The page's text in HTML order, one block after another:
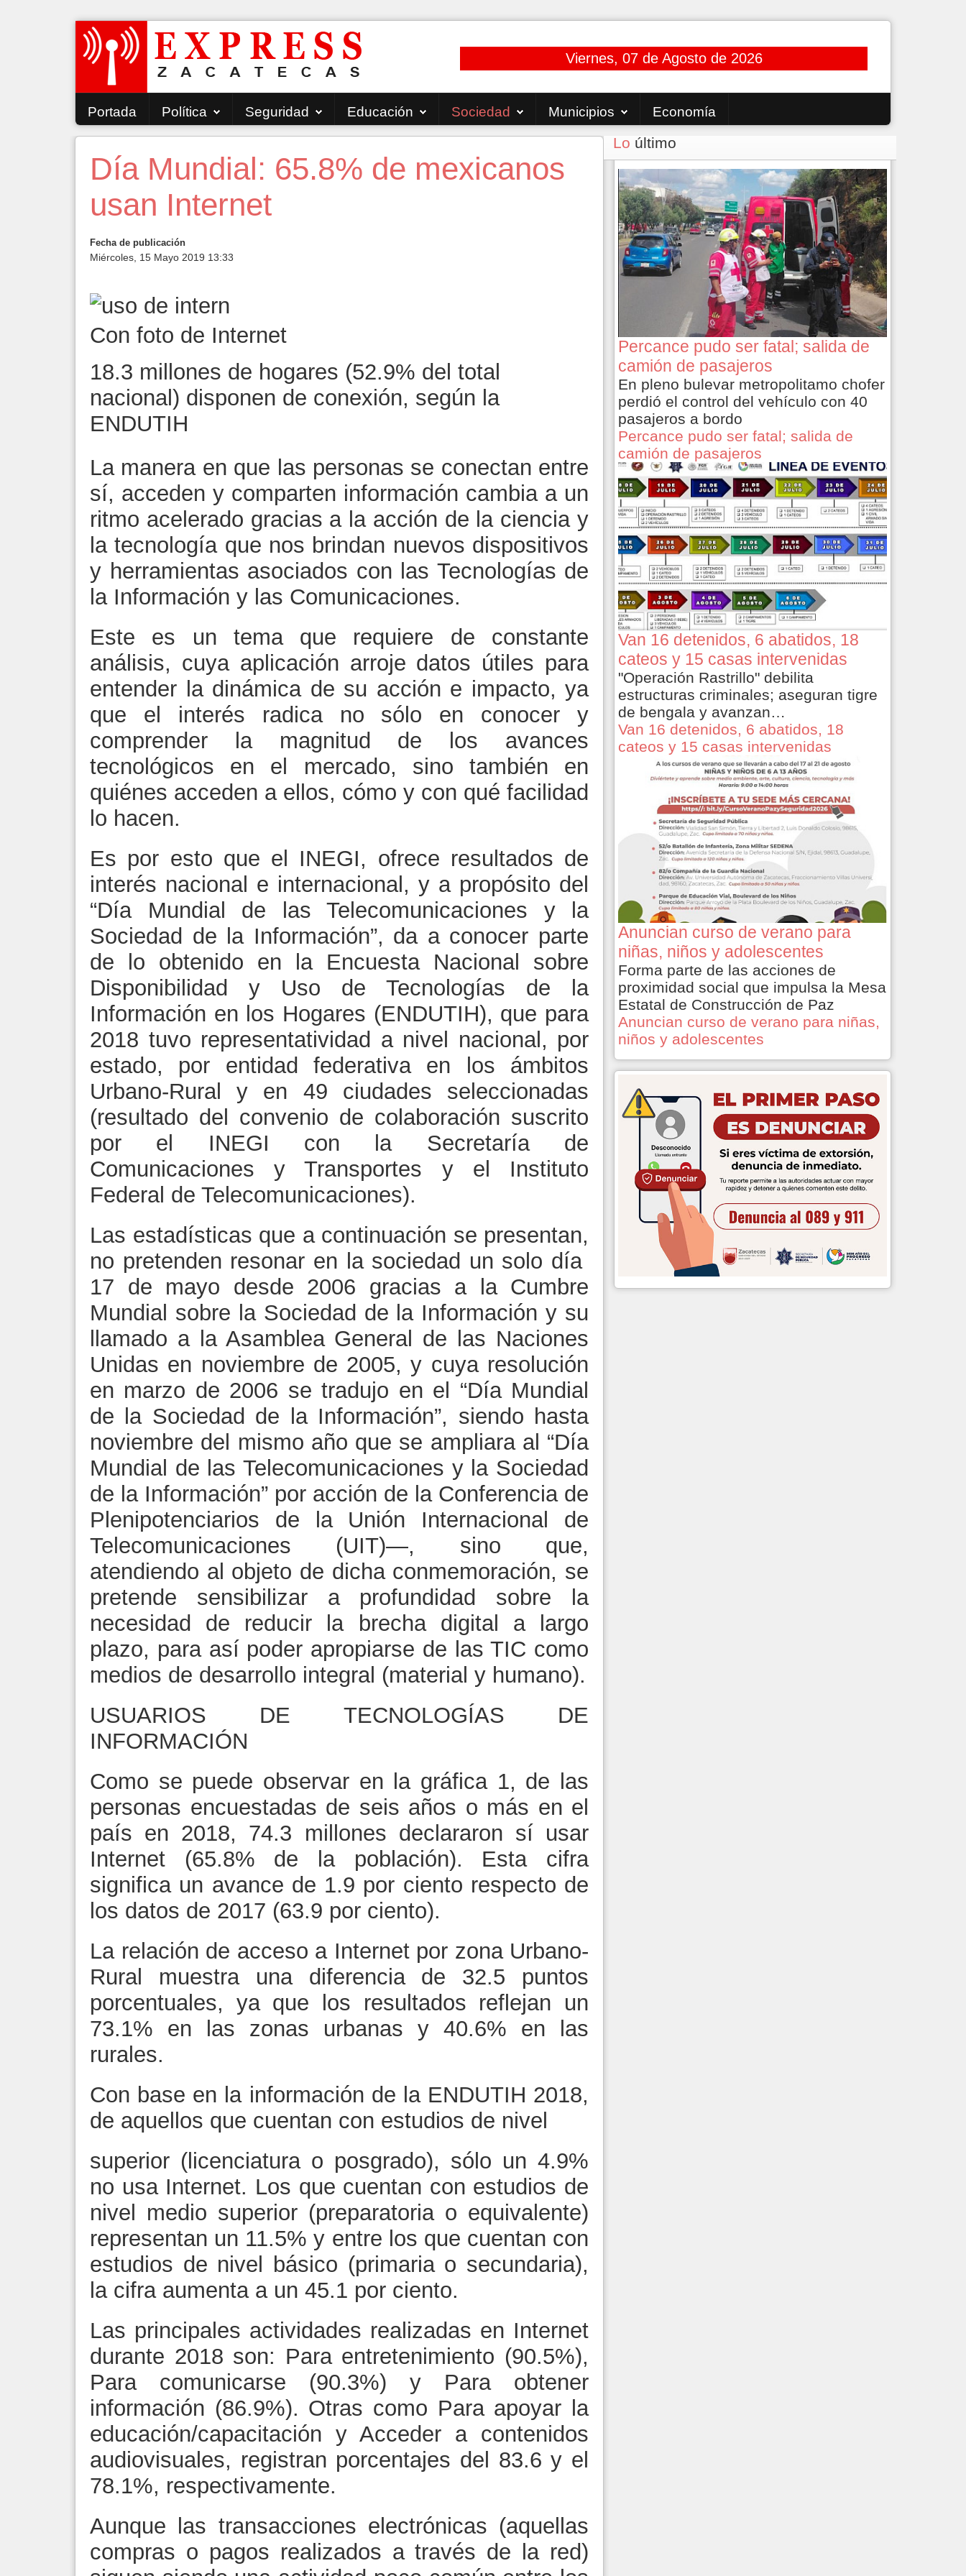
Viernes, 07 de Agosto de 2026
Portada Política Seguridad Educación Sociedad Municipios Economía
Día Mundial: 65.8% de mexicanos
usan Internet
Fecha de publicación
Miércoles, 15 Mayo 2019 13:33
Con foto de Internet
18.3 millones de hogares (52.9% del total
nacional) disponen de conexión, según la
ENDUTIH
La manera en que las personas se conectan entre
sí, acceden y comparten información cambia a un
ritmo acelerado gracias a la acción de la ciencia y
la tecnología que nos brindan nuevos dispositivos
y herramientas asociados con las Tecnologías de
la Información y las Comunicaciones.
Este es un tema que requiere de constante
análisis, cuya aplicación arroje datos útiles para
entender la dinámica de su acción e impacto, ya
que el interés radica no sólo en conocer y
comprender la magnitud de los avances
tecnológicos en el mercado, sino también en
quiénes acceden a ellos, cómo y con qué facilidad
lo hacen.
Es por esto que el INEGI, ofrece resultados de
interés nacional e internacional, y a propósito del
“Día Mundial de las Telecomunicaciones y la
Sociedad de la Información”, da a conocer parte
de lo obtenido en la Encuesta Nacional sobre
Disponibilidad y Uso de Tecnologías de la
Información en los Hogares (ENDUTIH), que para
2018 tuvo representatividad a nivel nacional, por
estado, por entidad federativa en los ámbitos
Urbano-Rural y en 49 ciudades seleccionadas
(resultado del convenio de colaboración suscrito
por el INEGI con la Secretaría de
Comunicaciones y Transportes y el Instituto
Federal de Telecomunicaciones).
Las estadísticas que a continuación se presentan,
no pretenden resonar en la sociedad un solo día
17 de mayo desde 2006 gracias a la Cumbre
Mundial sobre la Sociedad de la Información y su
llamado a la Asamblea General de las Naciones
Unidas en noviembre de 2005, y cuya resolución
en marzo de 2006 se tradujo en el “Día Mundial
de la Sociedad de la Información”, siendo hasta
noviembre del mismo año que se ampliara al “Día
Mundial de las Telecomunicaciones y la Sociedad
de la Información” por acción de la Conferencia de
Plenipotenciarios de la Unión Internacional de
Telecomunicaciones (UIT)—, sino que,
atendiendo al objeto de dicha conmemoración, se
pretende sensibilizar a profundidad sobre la
necesidad de reducir la brecha digital a largo
plazo, para así poder apropiarse de las TIC como
medios de desarrollo integral (material y humano).
USUARIOS DE TECNOLOGÍAS DE
INFORMACIÓN
Como se puede observar en la gráfica 1, de las
personas encuestadas de seis años o más en el
país en 2018, 74.3 millones declararon sí usar
Internet (65.8% de la población). Esta cifra
significa un avance de 1.9 por ciento respecto de
los datos de 2017 (63.9 por ciento).
La relación de acceso a Internet por zona Urbano-
Rural muestra una diferencia de 32.5 puntos
porcentuales, ya que los resultados reflejan un
73.1% en las zonas urbanas y 40.6% en las
rurales.
Con base en la información de la ENDUTIH 2018,
de aquellos que cuentan con estudios de nivel
superior (licenciatura o posgrado), sólo un 4.9%
no usa Internet. Los que cuentan con estudios de
nivel medio superior (preparatoria o equivalente)
representan un 11.5% y entre los que cuentan con
estudios de nivel básico (primaria o secundaria),
la cifra aumenta a un 45.1 por ciento.
Las principales actividades realizadas en Internet
durante 2018 son: Para entretenimiento (90.5%),
Para comunicarse (90.3%) y Para obtener
información (86.9%). Otras como Para apoyar la
educación/capacitación y Acceder a contenidos
audiovisuales, registran porcentajes del 83.6 y el
78.1%, respectivamente.
Aunque las transacciones electrónicas (aquellas
compras o pagos realizados a través de la red)
Lo último
Percance pudo ser fatal; salida de
camión de pasajeros
En pleno bulevar metropolitamo chofer
perdió el control del vehículo con 40
pasajeros a bordo
Percance pudo ser fatal; salida de
camión de pasajeros
Van 16 detenidos, 6 abatidos, 18
cateos y 15 casas intervenidas
"Operación Rastrillo" debilita
estructuras criminales; aseguran tigre
de bengala y avanzan…
Van 16 detenidos, 6 abatidos, 18
cateos y 15 casas intervenidas
Anuncian curso de verano para
niñas, niños y adolescentes
Forma parte de las acciones de
proximidad social que impulsa la Mesa
Estatal de Construcción de Paz
Anuncian curso de verano para niñas,
niños y adolescentes